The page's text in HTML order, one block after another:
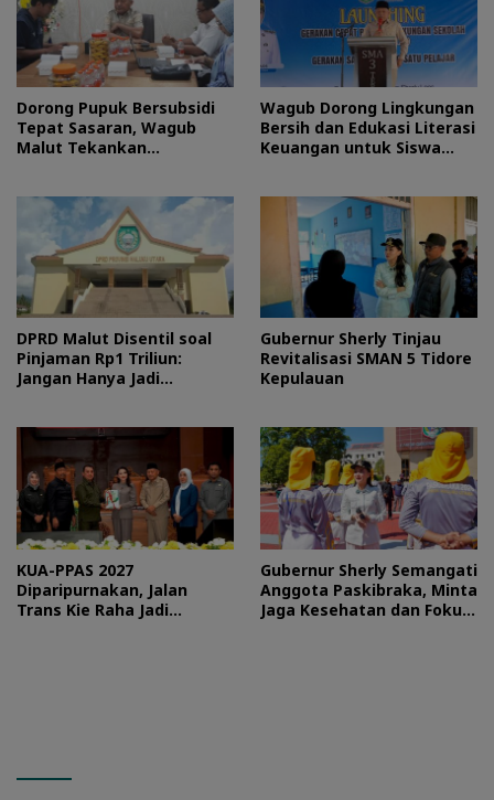
Dorong Pupuk Bersubsidi
Tepat Sasaran, Wagub
Malut Tekankan
Wagub Dorong Lingkungan
Bersih dan Edukasi Literasi
Keuangan untuk Siswa
DPRD Malut Disentil soal
Pinjaman Rp1 Triliun:
Jangan Hanya Jadi
Gubernur Sherly Tinjau
Revitalisasi SMAN 5 Tidore
Kepulauan
KUA-PPAS 2027
Diparipurnakan, Jalan
Trans Kie Raha Jadi
Gubernur Sherly Semangati
Anggota Paskibraka, Minta
Jaga Kesehatan dan Fokus